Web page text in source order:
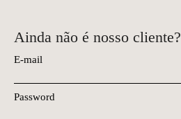
Ainda não é nosso cliente?
E-mail
Password